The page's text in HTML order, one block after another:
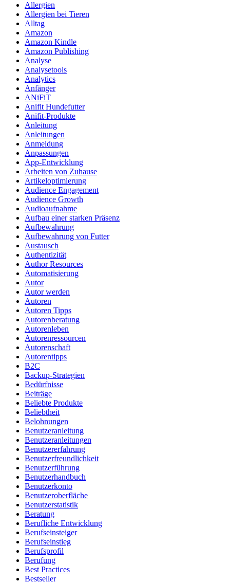
Allergien
Allergien bei Tieren
Alltag
Amazon
Amazon Kindle
Amazon Publishing
Analyse
Analysetools
Analytics
Anfänger
ANiFiT
Anifit Hundefutter
Anifit-Produkte
Anleitung
Anleitungen
Anmeldung
Anpassungen
App-Entwicklung
Arbeiten von Zuhause
Artikeloptimierung
Audience Engagement
Audience Growth
Audioaufnahme
Aufbau einer starken Präsenz
Aufbewahrung
Aufbewahrung von Futter
Austausch
Authentizität
Author Resources
Automatisierung
Autor
Autor werden
Autoren
Autoren Tipps
Autorenberatung
Autorenleben
Autorenressourcen
Autorenschaft
Autorentipps
B2C
Backup-Strategien
Bedürfnisse
Beiträge
Beliebte Produkte
Beliebtheit
Belohnungen
Benutzeranleitung
Benutzeranleitungen
Benutzererfahrung
Benutzerfreundlichkeit
Benutzerführung
Benutzerhandbuch
Benutzerkonto
Benutzeroberfläche
Benutzerstatistik
Beratung
Berufliche Entwicklung
Berufseinsteiger
Berufseinstieg
Berufsprofil
Berufung
Best Practices
Bestseller